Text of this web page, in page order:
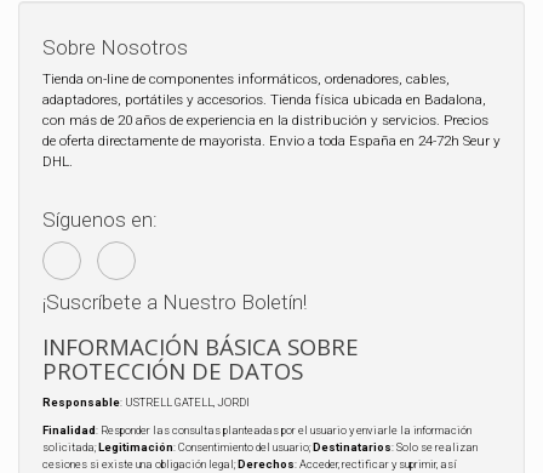
Sobre Nosotros
Tienda on-line de componentes informáticos, ordenadores, cables,
adaptadores, portátiles y accesorios. Tienda física ubicada en Badalona,
con más de 20 años de experiencia en la distribución y servicios. Precios
de oferta directamente de mayorista. Envio a toda España en 24-72h Seur y
DHL.
Síguenos en:
¡Suscríbete a Nuestro Boletín!
INFORMACIÓN BÁSICA SOBRE
PROTECCIÓN DE DATOS
Responsable: USTRELL GATELL, JORDI
Finalidad: Responder las consultas planteadas por el usuario y enviarle la información
solicitada;Legitimación: Consentimiento del usuario;Destinatarios: Solo se realizan
cesiones si existe una obligación legal;Derechos: Acceder, rectificar y suprimir, así